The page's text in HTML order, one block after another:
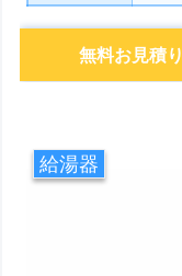
無料お見積り
給湯器